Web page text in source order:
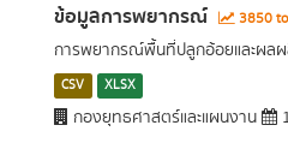
ข้อมูลการพยากรณ์ 3850
การพยากรณ์พื้นที่ปลูกอ้อยและผล
CSV XLSX
กองยุทธศาสตร์และแผนงาน